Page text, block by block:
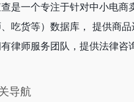
是一个专注于针对中小电商
吃货等）数据库， 提供商
律师服务团队，提供法律咨
导航